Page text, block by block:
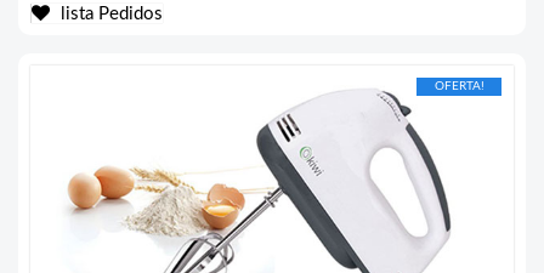
lista Pedidos
OFERTA!